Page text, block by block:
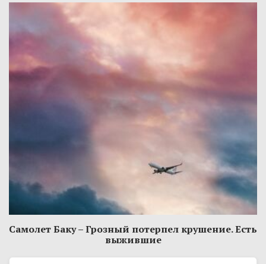
Самолет Баку – Грозный потерпел крушение. Есть
выжившие